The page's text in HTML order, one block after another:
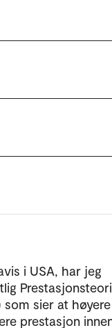
i USA, har jeg
Prestasjonsteori
sier at
prestasjon